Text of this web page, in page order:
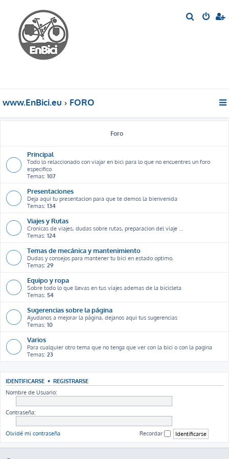
www.EnBici.eu FORO
Foro
Principal
Todo lo relaccionado con viajar en bici para lo que no encuentres un foro
especifico
Temas: 107
Presentaciones
Deja aqui tu presentacion para que te demos la bienvenida
Temas: 134
Viajes y Rutas
Cronicas de viajes, dudas sobre rutas, preparacion del viaje ...
Temas: 124
Temas de mecánica y mantenimiento
Dudas y consejos para mantener tu bici en estado optimo.
Temas: 29
Equipo y ropa
Sobre todo lo que llevas en tus viajes ademas de la bicicleta
Temas: 54
Sugerencias sobre la página
Ayudanos a mejorar la página, dejanos aqui tus sugerencias
Temas: 10
Varios
Para cualquier otro tema que no tenga que ver con la bici o con la pagina
Temas: 23
IDENTIFICARSE • REGISTRARSE
Nombre de Usuario:
Contraseña:
Olvidé mi contraseña Recordar